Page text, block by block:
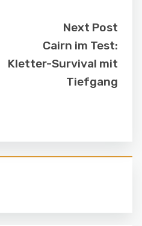
Next Post
Cairn im Test:
Kletter-Survival mit
Tiefgang